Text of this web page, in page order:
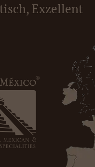
Exzellent